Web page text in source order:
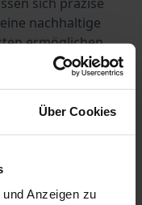
Über Cookies
Anzeigen zu
nachhaltige
ermöglichen.
vorausschauende
erkennen,
unnötige Ausgaben
nur Kosten zu